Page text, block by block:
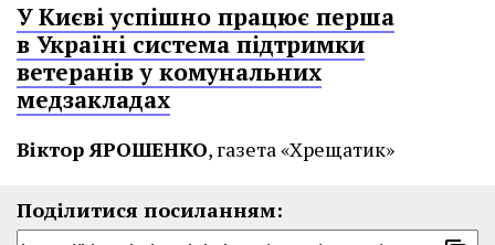
У Києві успішно працює перша
в Україні система підтримки
ветеранів у комунальних
медзакладах
Віктор ЯРОШЕНКО, газета «Хрещатик»